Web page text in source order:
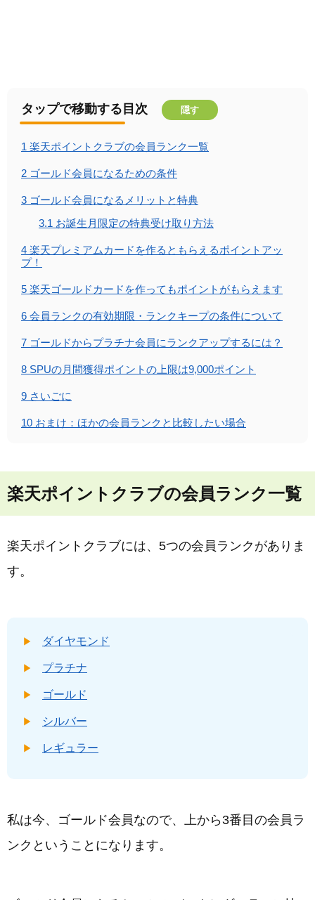
タップで移動する目次 隠す
1 楽天ポイントクラブの会員ランク一覧
2 ゴールド会員になるための条件
3 ゴールド会員になるメリットと特典
3.1 お誕生月限定の特典受け取り方法
4 楽天プレミアムカードを作るともらえるポイントアッ
プ！
5 楽天ゴールドカードを作ってもポイントがもらえます
6 会員ランクの有効期限・ランクキープの条件について
7 ゴールドからプラチナ会員にランクアップするには？
8 SPUの月間獲得ポイントの上限は9,000ポイント
9 さいごに
10 おまけ：ほかの会員ランクと比較したい場合
楽天ポイントクラブの会員ランク一覧
楽天ポイントクラブには、5つの会員ランクがありま
す。
ダイヤモンド
プラチナ
ゴールド
シルバー
レギュラー
私は今、ゴールド会員なので、上から3番目の会員ラ
ンクということになります。